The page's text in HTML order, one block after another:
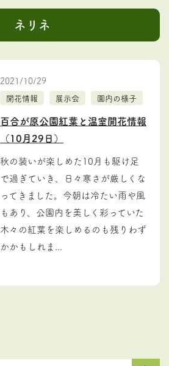
ネリネ
2021/10/29
開花情報 展示会 園内の様子
百合が原公園紅葉と温室開花情報
（10月29日）
秋の装いが楽しめた10月も駆け足
で過ぎていき、日々寒さが厳しくな
ってきました。今朝は冷たい雨や風
もあり、公園内を美しく彩っていた
木々の紅葉を楽しめるのも残りわず
かかもしれま...